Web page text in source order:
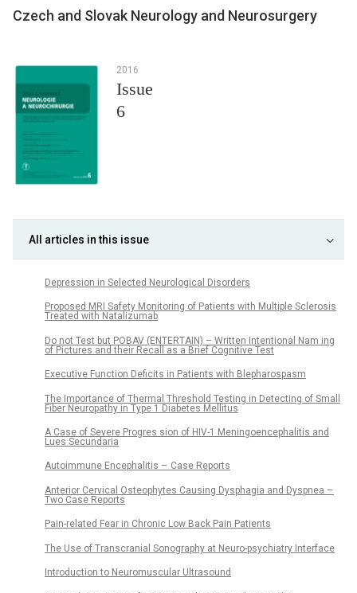
Czech and Slovak Neurology and Neurosurgery
2016
Issue
6
All articles in this issue
Depression in Selected Neurological Disorders
Proposed MRI Safety Monitoring of Patients with Multiple Sclerosis
Treated with Natalizumab
Do not Test but POBAV (ENTERTAIN) – Written Intentional Nam ing
of Pictures and their Recall as a Brief Cognitive Test
Executive Function Deficits in Patients with Blepharospasm
The Importance of Thermal Threshold Test­ing in Detecting of Small
Fiber Neuropathy in Type 1 Diabetes Mel­litus
A Case of Severe Progres sion of HIV-1 Meningoencephalitis and
Lues Secundaria
Autoim­mune Encephalitis – Case Reports
Anterior Cervical Osteophytes Caus­ing Dysphagia and Dyspnea –
Two Case Reports
Pain-related Fear in Chronic Low Back Pain Patients
The Use of Transcranial Sonography at Neuro-psychiatry Interface
Introduction to Neuromuscular Ultrasound